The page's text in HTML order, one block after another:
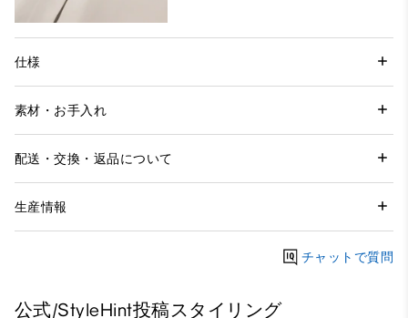
仕様
素材・お手入れ
配送・交換・返品について
生産情報
チャットで質問
公式/StyleHint投稿スタイリング